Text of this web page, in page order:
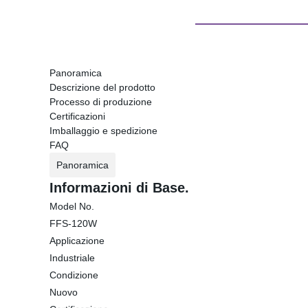
Panoramica
Descrizione del prodotto
Processo di produzione
Certificazioni
Imballaggio e spedizione
FAQ
Panoramica
Informazioni di Base.
Model No.
FFS-120W
Applicazione
Industriale
Condizione
Nuovo